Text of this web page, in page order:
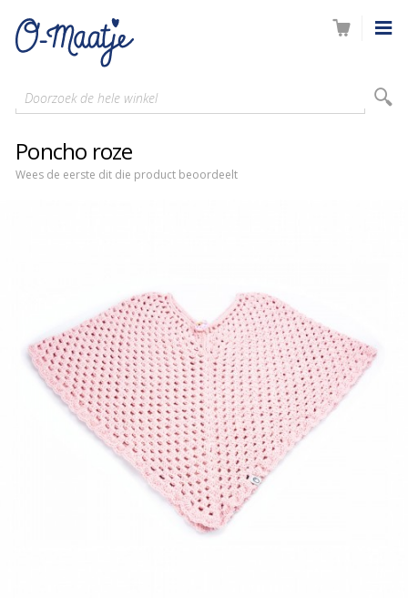
Doorzoek de hele winkel
Poncho roze
Wees de eerste dit die product beoordeelt